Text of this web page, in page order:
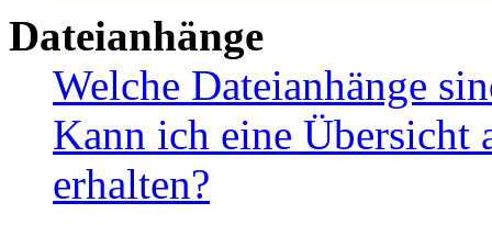
Dateianhänge
Welche Dateianhänge
Kann ich eine Übersicht
erhalten?